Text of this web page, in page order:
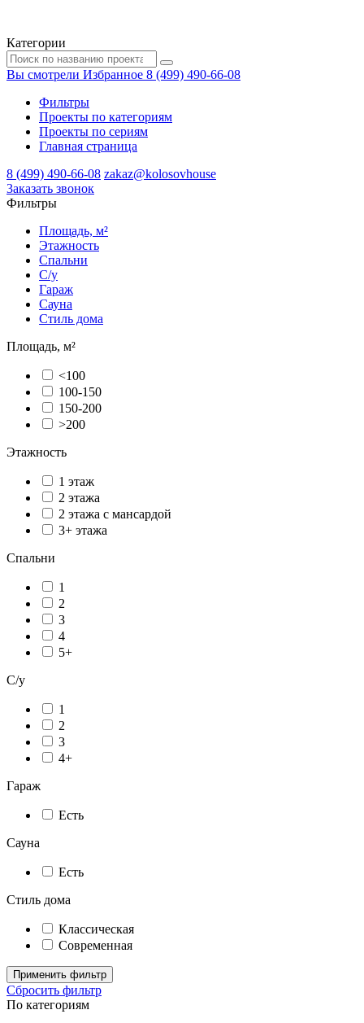
Категории
Вы смотрели Избранное 8 (499) 490-66-08
Фильтры
Проекты по категориям
Проекты по сериям
Главная страница
8 (499) 490-66-08 zakaz@kolosovhouse
3аказать звонок
Фильтры
Площадь, м²
Этажность
Спальни
С/у
Гараж
Сауна
Стиль дома
Площадь, м²
<100
100-150
150-200
>200
Этажность
1 этаж
2 этажа
2 этажа с мансардой
3+ этажа
Спальни
1
2
3
4
5+
С/у
1
2
3
4+
Гараж
Есть
Сауна
Есть
Стиль дома
Классическая
Современная
Применить фильтр
Сбросить фильтр
По категориям